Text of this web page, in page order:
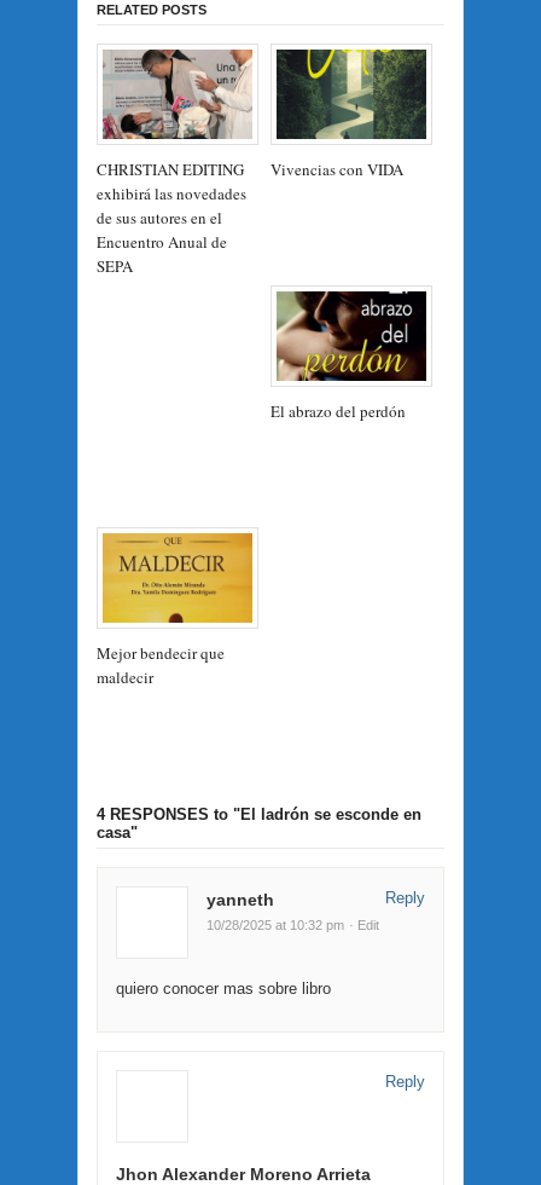
RELATED POSTS
CHRISTIAN EDITING
exhibirá las novedades
de sus autores en el
Encuentro Anual de
SEPA
Vivencias con VIDA
El abrazo del perdón
Mejor bendecir que
maldecir
4 RESPONSES to "El ladrón se esconde en
casa"
yanneth
10/28/2025 at 10:32 pm · Edit
quiero conocer mas sobre libro
Reply
Jhon Alexander Moreno Arrieta
Reply